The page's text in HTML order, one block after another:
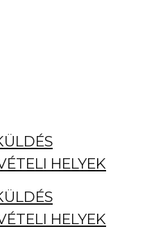
HELYEK
HELYEK